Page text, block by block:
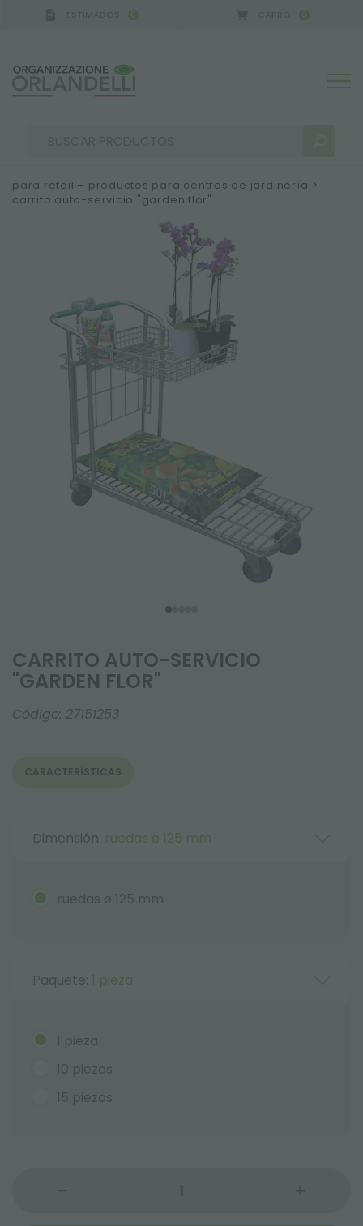
0 0
RESULTADOS DE LA BÚSQUEDA: Ordenar por:
MÁS RESULTADOS PARA USTED:
para retail – productos para centros de jardinería >
carrito auto-servicio "garden flor"
CARRITO AUTO-SERVICIO
"GARDEN FLOR"
Código: 27151253
CARACTERÍSTICAS
Dimensión: ruedas ø 125 mm
ruedas ø 125 mm
Paquete: 1 pieza
1 pieza
10 piezas
15 piezas